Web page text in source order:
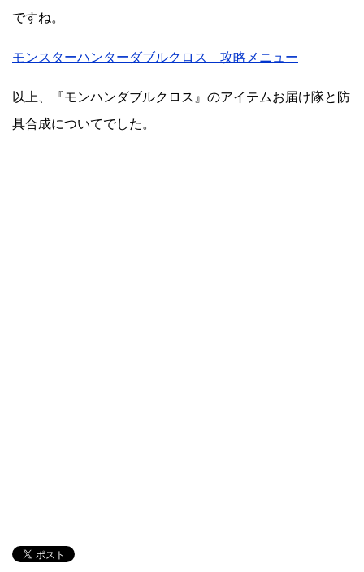
ですね。
モンスターハンターダブルクロス 攻略メニュー
以上、『モンハンダブルクロス』のアイテムお届け隊と防
具合成についてでした。